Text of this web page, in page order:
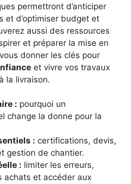
permettront d’anticiper
et d’optimiser budget et
aussi des ressources
et préparer la mise en
donner les clés pour
et vivre vos travaux
la livraison.
: pourquoi un
change la donne pour la
: certifications, devis,
gestion de chantier.
: limiter les erreurs,
achats et accéder aux